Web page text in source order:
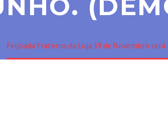
Feijoada Fraterna da Loja 19 de Novembro será